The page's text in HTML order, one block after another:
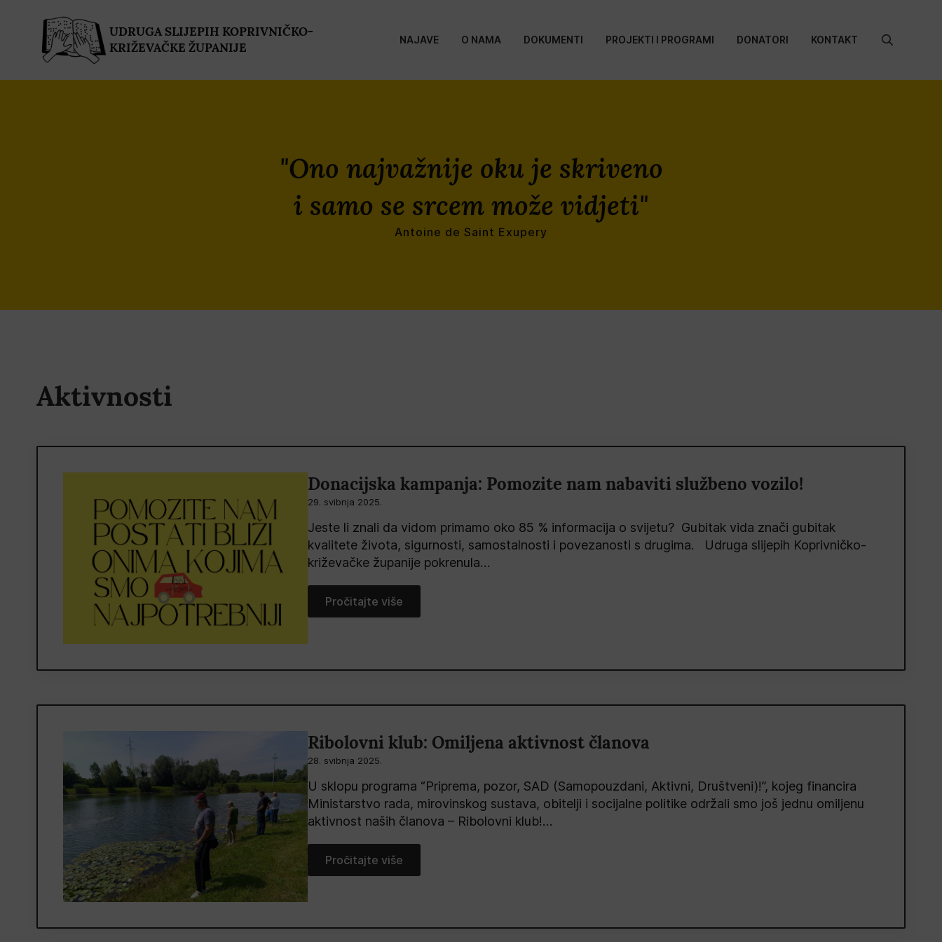
UDRUGA SLIJEPIH KOPRIVNIČKO-
KRIŽEVAČKE ŽUPANIJE
NAJAVE O NAMA DOKUMENTI PROJEKTI I PROGRAMI DONATORI KONTAKT
for:
"Ono najvažnije oku je skriveno
i samo se srcem može vidjeti"
Antoine de Saint Exupery
Aktivnosti
Donacijska kampanja: Pomozite nam nabaviti službeno vozilo!
29. svibnja 2025.
Jeste li znali da vidom primamo oko 85 % informacija o svijetu? Gubitak vida znači gubitak
kvalitete života, sigurnosti, samostalnosti i povezanosti s drugima. Udruga slijepih Koprivničko-
križevačke županije pokrenula…
Pročitajte više
Ribolovni klub: Omiljena aktivnost članova
28. svibnja 2025.
U sklopu programa “Priprema, pozor, SAD (Samopouzdani, Aktivni, Društveni)!”, kojeg financira
Ministarstvo rada, mirovinskog sustava, obitelji i socijalne politike održali smo još jednu omiljenu
aktivnost naših članova – Ribolovni klub!…
Pročitajte više